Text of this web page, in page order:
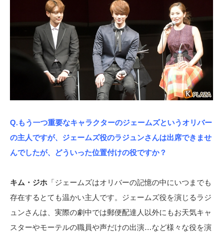
Q.もう一つ重要なキャラクターのジェームズというオリバー
の主人ですが、ジェームズ役のラジュンさんは出席できませ
んでしたが、どういった位置付けの役ですか？
キム・ジホ 「ジェームズはオリバーの記憶の中にいつまでも
存在するとても温かい主人です。ジェームズ役を演じるラジ
ュンさんは、実際の劇中では郵便配達人以外にもお天気キャ
スターやモーテルの職員や声だけの出演…など様々な役を演